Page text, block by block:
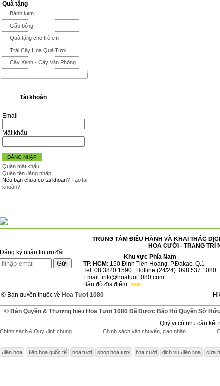
Quà tặng
Bánh kem
Gấu bông
Quà tặng cho trẻ em
Trái Cây Hoa Quả Tươi
Cây Xanh - Cây Văn Phòng
Tài khoản
Email
Mật khẩu
ĐĂNG NHẬP
Quên mật khẩu
Quên tên đăng nhập
Nếu bạn chưa có tài khoản? Tạo tài
khoản?
Đăng ký nhận tin ưu đãi
TRUNG TÂM ĐIỀU HÀNH VÀ KHAI THÁC
HOA CƯỚI - TRANG TRÍ
Khu vực Phía Nam
TP. HCM: 150 Đinh Tiên Hoàng, P.Đakao, Q.1
Tel: 08.3820.1590 . Hotline (24/24): 098.537.1080
Email: info@hoatuoi1080.com
Bản đồ địa điểm: Xem
© Bản quyền thuộc về Hoa Tươi 1080
© Bản Quyền & Thương hiệu Hoa Tươi 1080 Đã Được Bảo Hộ Quyền Sở Hữu
Quý vị có nhu cầu kết
Chính sách & Quy định chung Chính sách vận chuyển, giao nhận
điện hoa điện hoa quốc tế hoa tươi shop hoa tươi hoa cưới dịch vụ điện hoa cửa